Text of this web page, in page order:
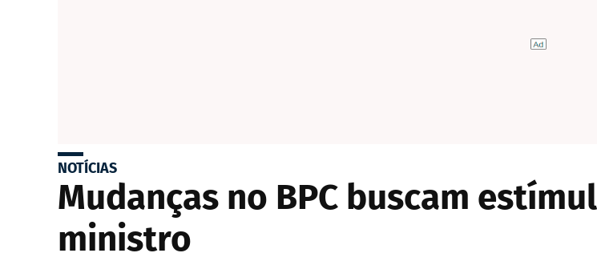
NOTÍCIAS
Mudanças no BPC buscam
ministro